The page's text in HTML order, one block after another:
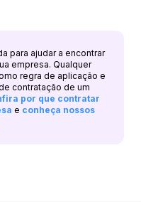
para ajudar a encontrar
empresa. Qualquer
regra de aplicação e
contratação de um
por que contratar
e conheça nossos